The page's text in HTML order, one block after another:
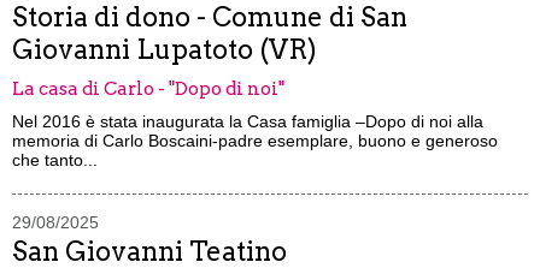
Storia di dono - Comune di San
Giovanni Lupatoto (VR)
La casa di Carlo - "Dopo di noi"
Nel 2016 è stata inaugurata la Casa famiglia –Dopo di noi alla
memoria di Carlo Boscaini-padre esemplare, buono e generoso
che tanto...
29/08/2025
San Giovanni Teatino